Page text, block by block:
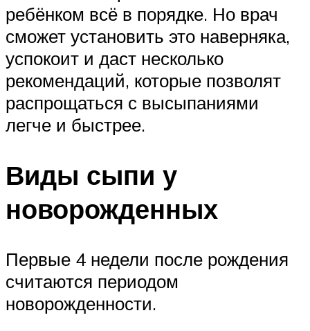
ребёнком всё в порядке. Но врач
сможет установить это наверняка,
успокоит и даст несколько
рекомендаций, которые позволят
распрощаться с высыпаниями
легче и быстрее.
Виды сыпи у
новорожденных
Первые 4 недели после рождения
считаются периодом
новорожденности.